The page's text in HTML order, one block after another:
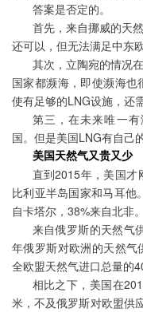
答案是否定的。
首先，来自挪威的天
还可以，但无法满足中东
其次，立陶宛的情况
国家都濒海，即使濒海
使有足够的LNG设施，还
第三，在未来唯一
国。但是美国LNG有自己
美国天然气又贵又少
直到2015年，美国才
比利亚半岛国家和马耳他
自卡塔尔 ，38%来自北非。
来自俄罗斯的天然气
年俄罗斯对欧洲的天然气
全欧盟天然气进口总量的
相比之下，美国在
米，不及俄罗斯对欧盟供